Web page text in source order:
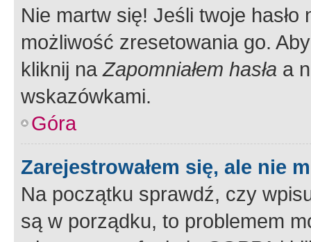
Nie martw się! Jeśli twoje
możliwość zresetowania go.
kliknij naZapomniałem hasła a
wskazówkami.
Góra
Zarejestrowałem się, ale nie
Na początku sprawdź, czy
są w porządku, to problemem